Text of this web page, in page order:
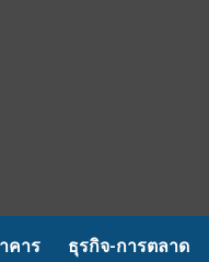
คาร ธุรกิจ-การตลาด